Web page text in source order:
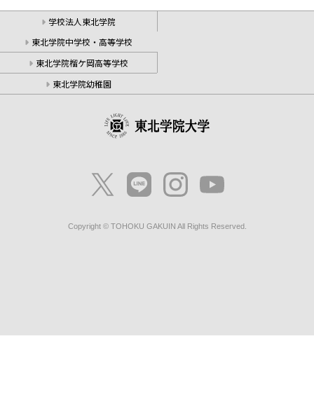
学校法人東北学院
東北学院中学校・高等学校
東北学院榴ケ岡高等学校
東北学院幼稚園
Copyright © TOHOKU GAKUIN All Rights Reserved.